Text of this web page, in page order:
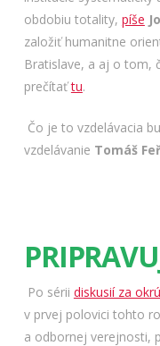
obdobiu totality, píše
založiť humanitne
Bratislave, a aj o tom,
prečítaťtu.
Čo je to vzdelávacia
vzdelávanie Tomáš
Po sérii diskusií za
v prvej polovici tohto
a odbornej verejnosti,